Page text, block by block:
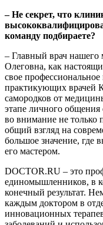
– Не секрет, что
команду подбираете?
– Главный врач нашего
Олеговна, как
свое
практикующих врачей
самородков от
этапе личного
во внимание не только
общий взгляд на
большое значение, где
его мастером.
DOCTOR.RU – это
единомышленников, в
конечный результат.
каждым доктором в
инновационных